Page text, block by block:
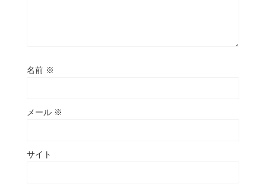
名前 ※
メール ※
サイト